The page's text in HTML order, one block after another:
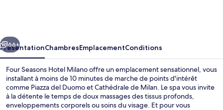
Suivant
66+
PrésentationChambresEmplacementConditions
Four Seasons Hotel Milano offre un emplacement sensationnel, vous
installant à moins de 10 minutes de marche de points d'intérêt
comme Piazza del Duomo et Cathédrale de Milan. Le spa vous invite
à la détente le temps de doux massages des tissus profonds,
enveloppements corporels ou soins du visage. Et pour vous